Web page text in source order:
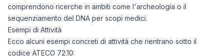
comprendono ricerche in ambiti come l'archeologia o il
sequenziamento del DNA per scopi medici.
Esempi di Attività
Ecco alcuni esempi concreti di attività che rientrano sotto il
codice ATECO 72.10: